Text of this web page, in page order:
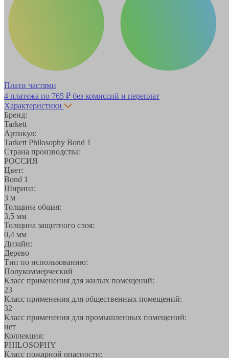
Плати частями
4 платежа по 765 ₽ без комиссий и переплат
Характеристики
Бренд:
Tarkett
Артикул:
Tarkett Philosophy Bond 1
Страна производства:
РОССИЯ
Цвет:
Bond 1
Ширина:
3 м
Толщина общая:
3,5 мм
Толщина защитного слоя:
0,4 мм
Дизайн:
Дерево
Тип по использованию:
Полукоммерческий
Класс применения для жилых помещений:
23
Класс применения для общественных помещений:
32
Класс применения для промышленных помещений:
нет
Коллекция:
PHILOSOPHY
Класс пожарной опасности: